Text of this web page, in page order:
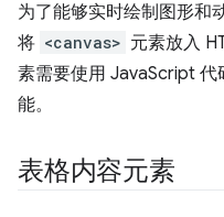
为了能够实时绘制图形和
将 <canvas> 元素放入
素需要使用 JavaScript
能。
表格内容元素